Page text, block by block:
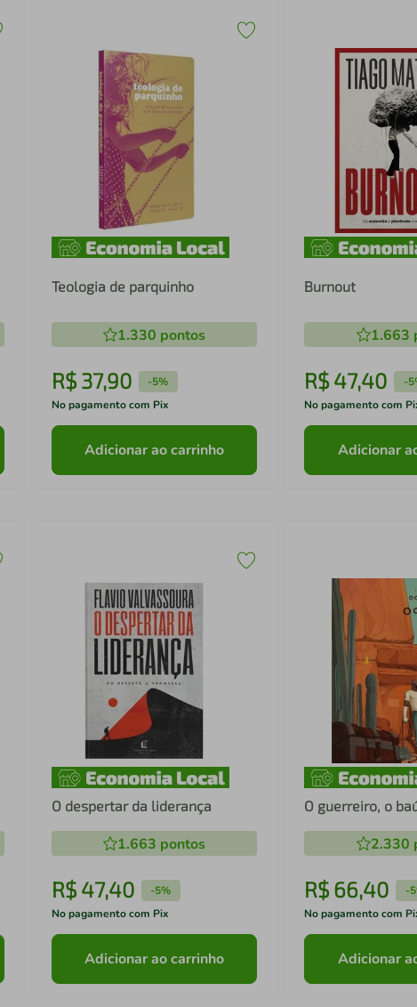
Teologia de parquinho
1.330 pontos
R$ 37,90 -5%
No pagamento com Pix
Adicionar ao carrinho
Burnout
1.663
R$47,40 -
No pagamento com
Adicionar
O despertar da liderança
1.663 pontos
R$ 47,40 -5%
No pagamento com Pix
Adicionar ao carrinho
O guerreiro, o
2.330
R$66,40 -
No pagamento com
Adicionar